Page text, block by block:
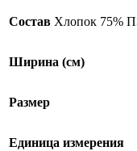
Состав Хлопок 75%
Ширина (см)
Размер
Единица измерения